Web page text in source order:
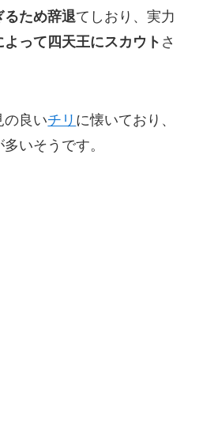
るため辞退てしおり、実力
よって四天王にスカウト さ
の良いチリ に懐いており、
いそうです。